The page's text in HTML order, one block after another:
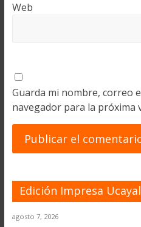
Web
Guarda mi nombre, correo
navegador para la próxima
Edición Impresa
agosto 7, 2026